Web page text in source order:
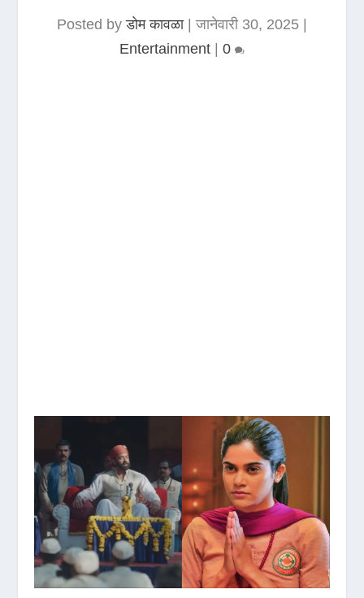
Posted byडोम कावळा|जानेवारी 30, 2025
Entertainment
0